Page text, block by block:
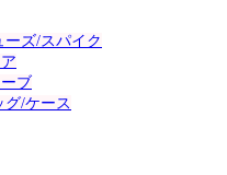
ズ/スパイク
ブ
グ/ケース